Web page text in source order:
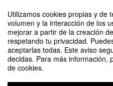
Utilizamos cookies propias y de
volumen y la interacción de los
mejorar a partir de la creación
respetando tu privacidad.
aceptarlas todas. Este aviso
decidas. Para más información,
de cookies.
Jun '25
19
13:00Fecha de fin